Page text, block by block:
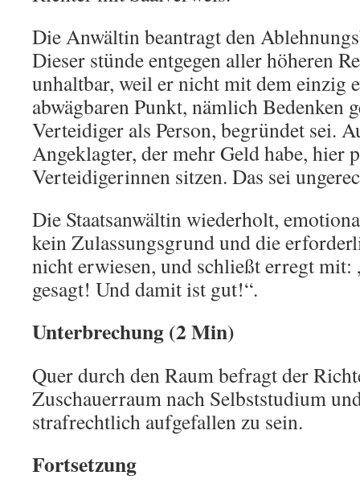
Die Anwältin beantragt den
Dieser stünde entgegen aller höheren
unhaltbar, weil er nicht mit dem einzig
abwägbaren Punkt, nämlich Bedenken
Verteidiger als Person, begründet sei.
Angeklagter, der mehr Geld habe, hier
Verteidigerinnen sitzen. Das sei
Die Staatsanwältin wiederholt,
kein Zulassungsgrund und die
nicht erwiesen, und schließt erregt mit:
gesagt! Und damit ist gut!“.
Unterbrechung (2 Min)
Quer durch den Raum befragt der
Zuschauerraum nach Selbststudium
strafrechtlich aufgefallen zu sein.
Fortsetzung